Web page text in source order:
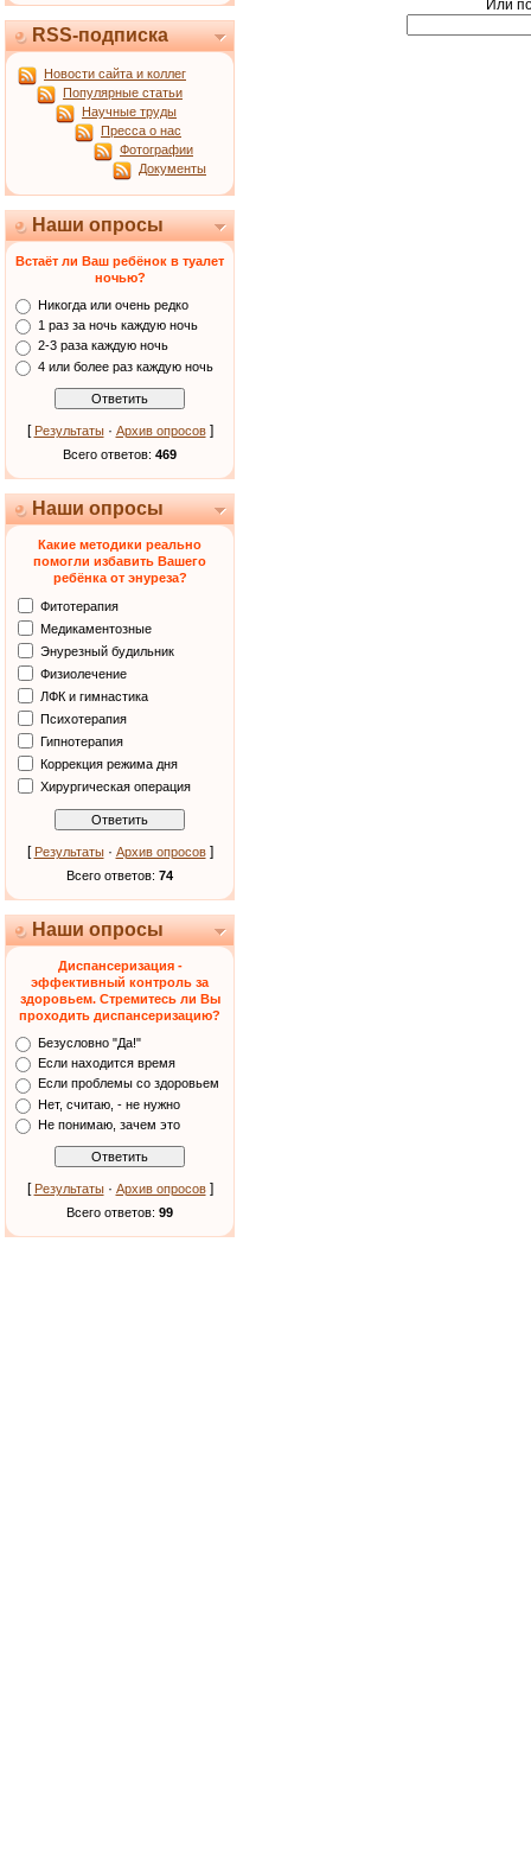
RSS-подписка
Новости сайта и коллег
Популярные статьи
Научные труды
Пресса о нас
Фотографии
Документы
Наши опросы
Встаёт ли Ваш ребёнок в туалет
ночью?
Никогда или очень редко
1 раз за ночь каждую ночь
2-3 раза каждую ночь
4 или более раз каждую ночь
[ Результаты· Архив опросов]
Всего ответов: 469
Наши опросы
Какие методики реально
помогли избавить Вашего
ребёнка от энуреза?
Фитотерапия
Медикаментозные
Энурезный будильник
Физиолечение
ЛФК и гимнастика
Психотерапия
Гипнотерапия
Коррекция режима дня
Хирургическая операция
[ Результаты· Архив опросов]
Всего ответов: 74
Наши опросы
Диспансеризация -
эффективный контроль за
здоровьем. Стремитесь ли Вы
проходить диспансеризацию?
Безусловно "Да!"
Если находится время
Если проблемы со здоровьем
Нет, считаю, - не нужно
Не понимаю, зачем это
[ Результаты· Архив опросов]
Всего ответов: 99
Или